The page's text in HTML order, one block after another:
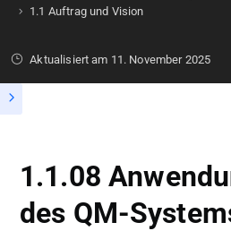
1.1 Auftrag und Vision
Aktualisiert am 11. November 2025
1.1.08
des QM-